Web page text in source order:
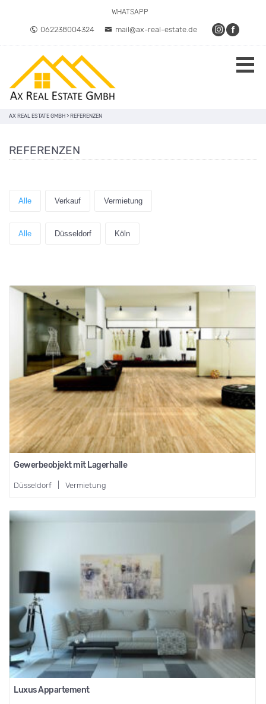
WHATSAPP
062238004324 mail@ax-real-estate.de
AX REAL ESTATE GMBH > REFERENZEN
REFERENZEN
Alle Verkauf Vermietung
Alle Düsseldorf Köln
Gewerbeobjekt mit Lagerhalle
Düsseldorf Vermietung
Luxus Appartement